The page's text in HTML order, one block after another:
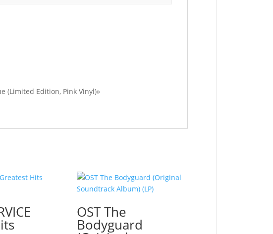
(Limited Edition, Pink Vinyl)»
OST The
Bodyguard